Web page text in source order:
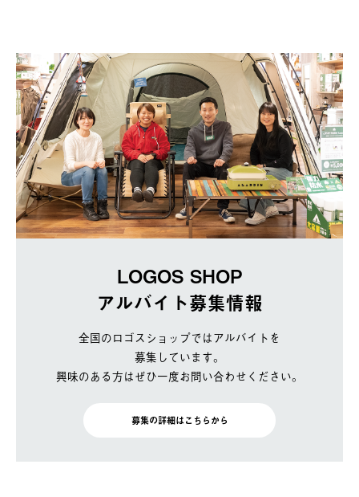
LOGOS SHOP
アルバイト募集情報
全国のロゴスショップではアルバイトを
募集しています。
興味のある方はぜひ一度お問い合わせください。
募集の詳細はこちらから